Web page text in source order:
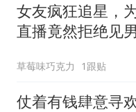
女友疯狂追星，
直播竟然拒绝见
草莓味巧克力 1跟贴
仗着有钱肆意寻